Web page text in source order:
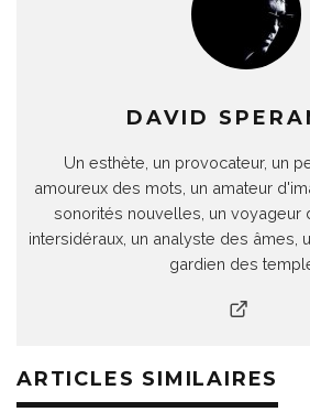
DAVID
Un esthète, un provocateur, un
amoureux des mots, un amateur
sonorités nouvelles, un voyageur
intersidéraux, un analyste des âmes,
gardien des
ARTICLES SIMILAIRES